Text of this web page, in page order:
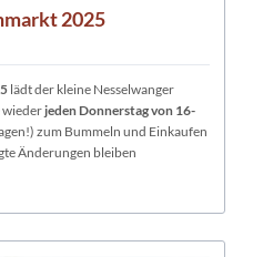
2025
lädt der kleine Nesselwanger
wiederjeden Donnerstag von 16-
zum Bummeln und Einkaufen
Änderungen bleiben